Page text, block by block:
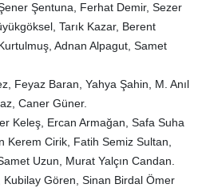
Şentuna, Ferhat Demir, Sezer
Tarık Kazar, Berent
Adnan Alpagut, Samet
Feyaz Baran, Yahya Şahin, M. Anıl
Caner Güner.
Keleş, Ercan Armağan, Safa Suha
Kerem Cirik, Fatih Semiz Sultan,
Uzun, Murat Yalçın Candan.
Gören, Sinan Birdal Ömer